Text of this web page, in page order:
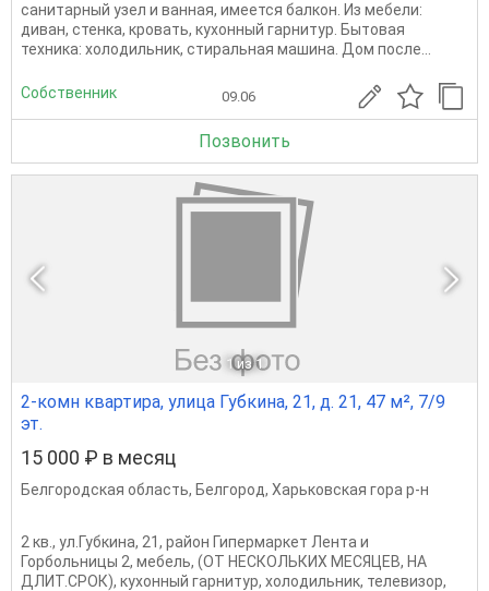
санитарный узел и ванная, имеется балкон. Из мебели:
диван, стенка, кровать, кухонный гарнитур. Бытовая
техника: холодильник, стиральная машина. Дом после...
Собственник 09.06
Позвонить
1 из 1
2-комн квартира, улица Губкина, 21, д. 21, 47 м², 7/9
эт.
15 000 ₽ в месяц
Белгородская область, Белгород, Харьковская гора р-н
2 кв., ул.Губкина, 21, район Гипермаркет Лента и
Горбольницы 2, мебель, (ОТ НЕСКОЛЬКИХ МЕСЯЦЕВ, НА
ДЛИТ.СРОК), кухонный гарнитур, холодильник, телевизор,